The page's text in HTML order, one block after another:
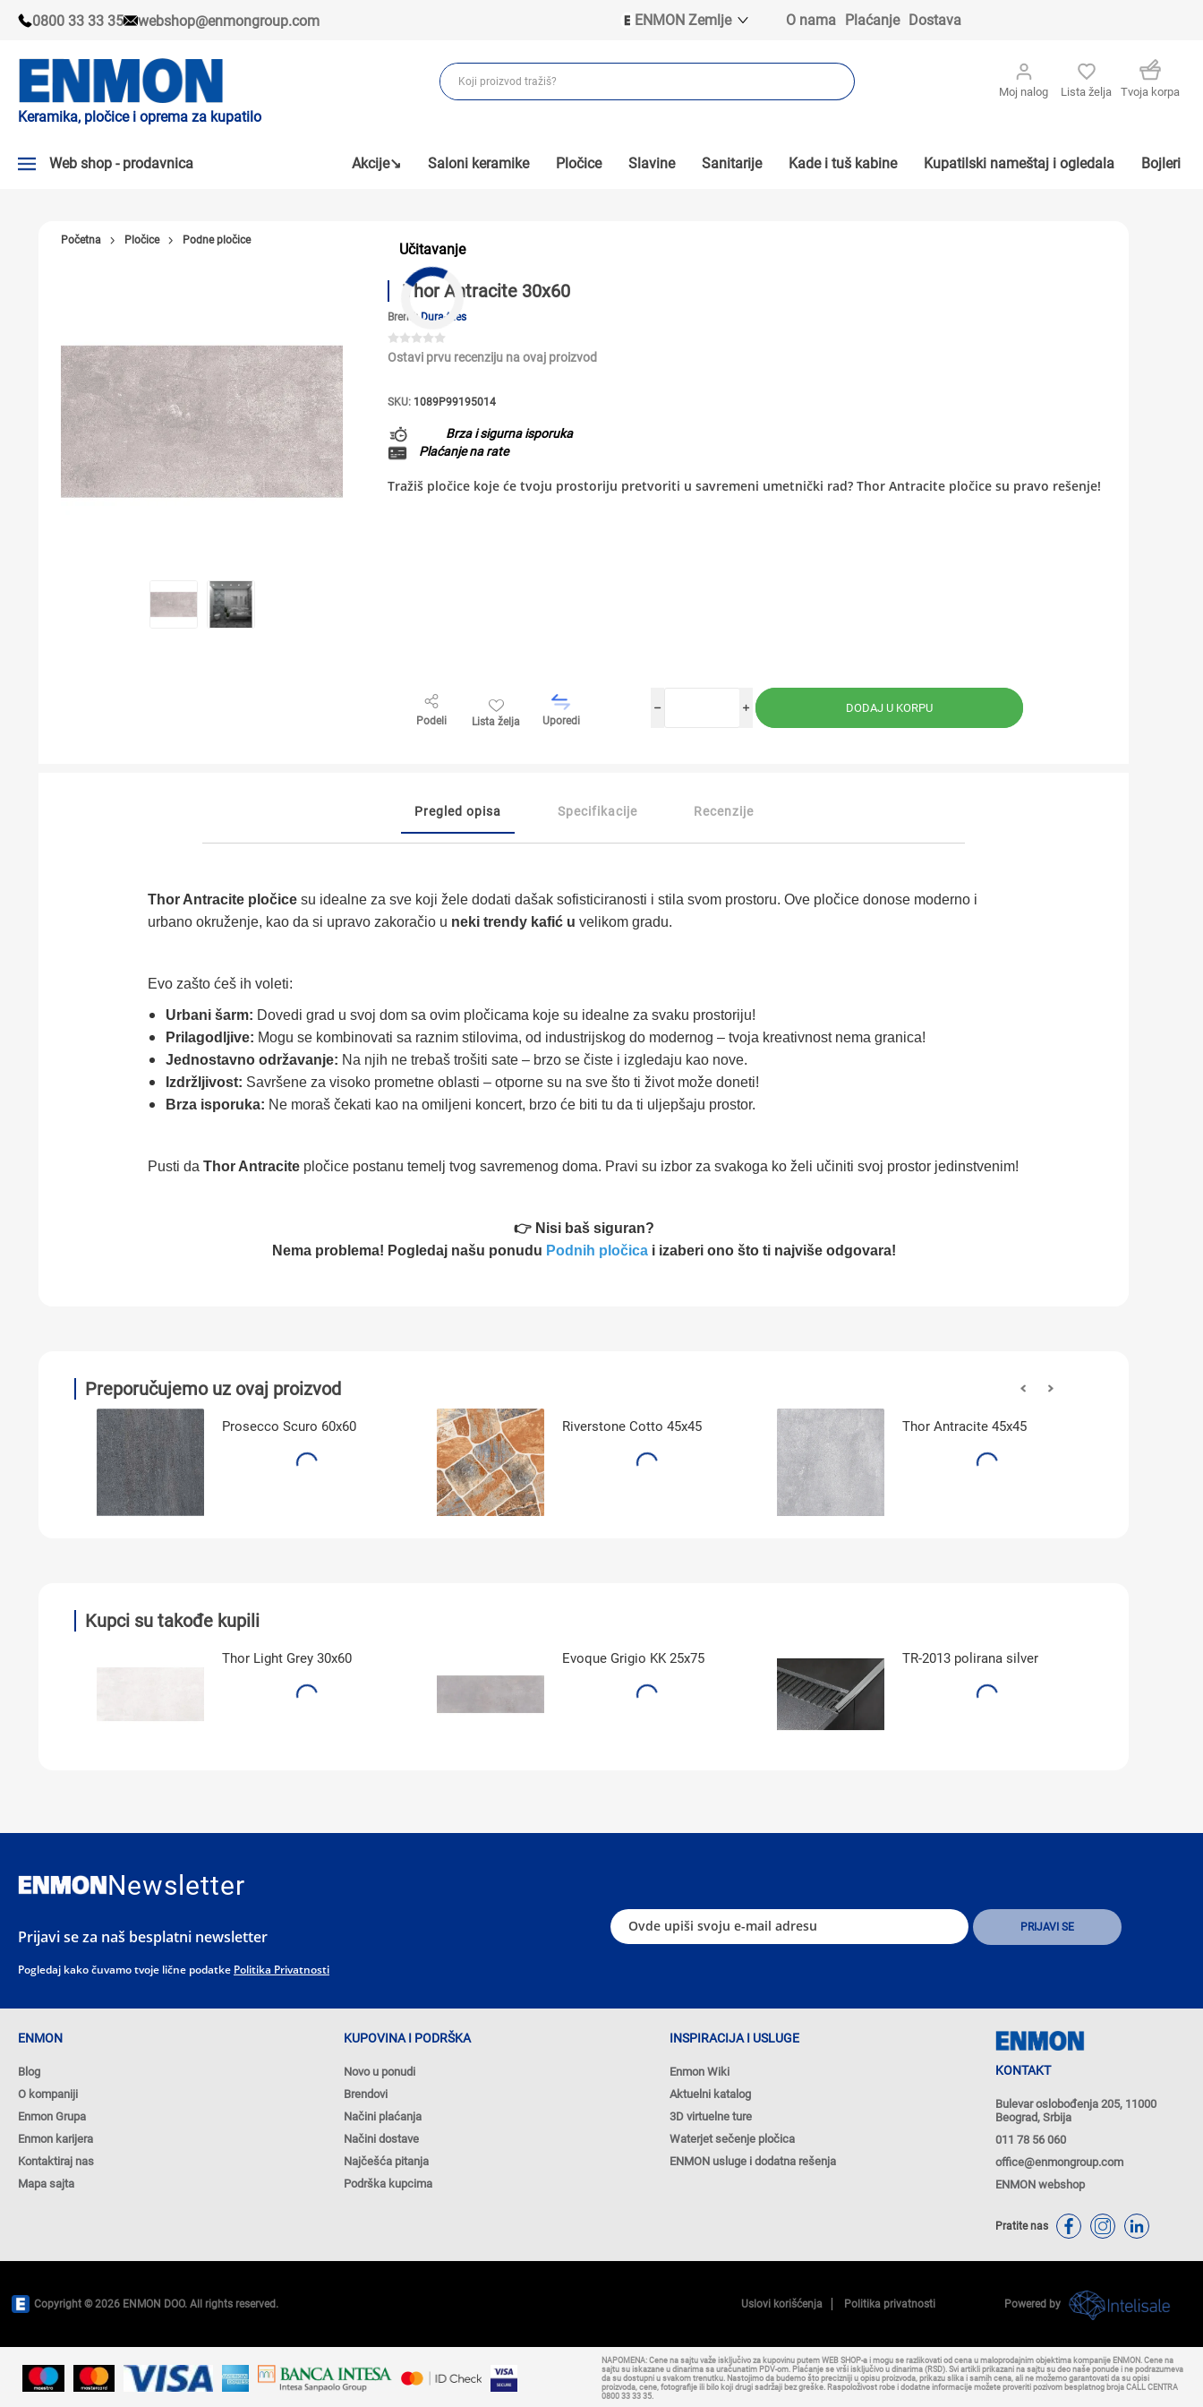
0800 33 33 35 webshop@enmongroup.com
ENMON Zemlje
ENMON BIH
ENMON MKD
O nama Plaćanje Dostava
Keramika, pločice i oprema za kupatilo
Moj nalog Lista želja Tvoja korpa
Web shop - prodavnica
PLOČICE
SANITARIJE
TUŠEVI
KUPATILSKI NAMEŠTAJ I OGLEDALA
PODNE I ZIDNE OBLOGE
BOJLERI
ALATI ZA KERAMIKU
Akcije↘ Saloni keramike Pločice Slavine Sanitarije Kade i tuš kabine Kupatilski nameštaj i ogledala Bojleri
Učitavanje
Početna Pločice Podne pločice
Thor Antracite 30x60
Brend: Dura-tiles
Ostavi prvu recenziju na ovaj proizvod
SKU: 1089P99195014
Brza i sigurna isporuka
Plaćanje na rate
Tražiš pločice koje će tvoju prostoriju pretvoriti u savremeni umetnički rad? Thor Antracite pločice su pravo rešenje!
Podeli Lista želja Uporedi
i
h
Pregled opisa Specifikacije Recenzije
Thor Antracite pločicesu idealne za sve koji žele dodati dašak sofisticiranosti i stila svom prostoru. Ove pločice donose moderno i
urbano okruženje, kao da si upravo zakoračio u neki trendy kafić u velikom gradu.
Evo zašto ćeš ih voleti:
Urbani šarm: Dovedi grad u svoj dom sa ovim pločicama koje su idealne za svaku prostoriju!
Prilagodljive: Mogu se kombinovati sa raznim stilovima, od industrijskog do modernog – tvoja kreativnost nema granica!
Jednostavno održavanje: Na njih ne trebaš trošiti sate – brzo se čiste i izgledaju kao nove.
Izdržljivost: Savršene za visoko prometne oblasti – otporne su na sve što ti život može doneti!
Brza isporuka: Ne moraš čekati kao na omiljeni koncert, brzo će biti tu da ti uljepšaju prostor.
Pusti da Thor Antracitepločice postanu temelj tvog savremenog doma. Pravi su izbor za svakoga ko želi učiniti svoj prostor jedinstvenim!
👉 Nisi baš siguran?
Nema problema! Pogledaj našu ponudu Podnih pločicai izaberi ono što ti najviše odgovara!
Preporučujemo uz ovaj proizvod
Prosecco Scuro 60x60 Riverstone Cotto 45x45 Thor Antracite 45x45
Kupci su takođe kupili
Thor Light Grey 30x60 Evoque Grigio KK 25x75 TR-2013 polirana silver
Newsletter
Prijavi se za naš besplatni newsletter
Pogledaj kako čuvamo tvoje lične podatke Politika Privatnosti
ENMON
Blog
O kompaniji
Enmon Grupa
Enmon karijera
Kontaktiraj nas
Mapa sajta
KUPOVINA I PODRŠKA
Novo u ponudi
Brendovi
Načini plaćanja
Načini dostave
Najčešća pitanja
Podrška kupcima
INSPIRACIJA I USLUGE
Enmon Wiki
Aktuelni katalog
3D virtuelne ture
Waterjet sečenje pločica
ENMON usluge i dodatna rešenja
KONTAKT
Bulevar oslobođenja 205, 11000
Beograd, Srbija
011 78 56 060
office@enmongroup.com
ENMON webshop
Pratite nas
Copyright © 2026 ENMON DOO. All rights reserved. Uslovi korišćenja Politika privatnosti Powered by
NAPOMENA: Cene na sajtu važe isključivo za kupovinu putem WEB SHOP-a i mogu se razlikovati od cena u maloprodajnim objektima kompanije ENMON. Cene na
sajtu su iskazane u dinarima sa uračunatim PDV-om. Plaćanje se vrši isključivo u dinarima (RSD). Svi artikli prikazani na sajtu su deo naše ponude i ne podrazumeva
da su dostupni u svakom trenutku. Nastojimo da budemo što precizniji u opisu proizvoda, prikazu slika i samih cena, ali ne možemo garantovati da su opisi
proizvoda, cene, fotografije ili bilo koji drugi sadržaji bez greške. Raspoloživost robe i dodatne informacije možete proveriti pozivom besplatnog broja CALL CENTRA
0800 33 33 35.